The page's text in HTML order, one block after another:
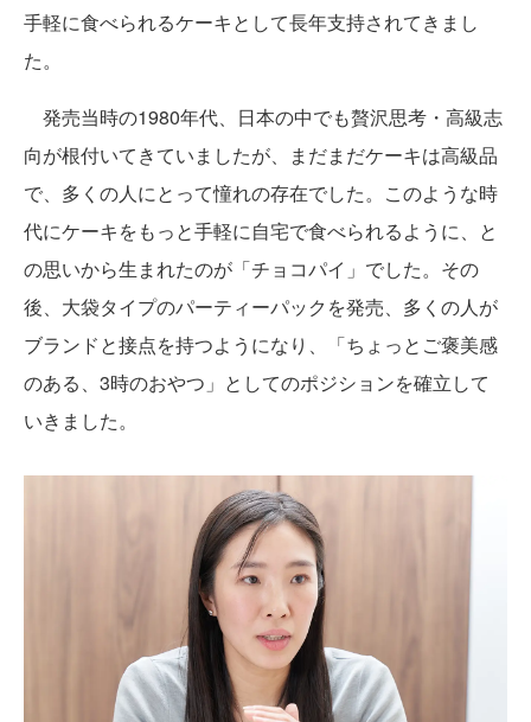
手軽に食べられるケーキとして長年支持されてきまし
た。
発売当時の1980年代、日本の中でも贅沢思考・高級志
向が根付いてきていましたが、まだまだケーキは高級品
で、多くの人にとって憧れの存在でした。このような時
代にケーキをもっと手軽に自宅で食べられるように、と
の思いから生まれたのが「チョコパイ」でした。その
後、大袋タイプのパーティーパックを発売、多くの人が
ブランドと接点を持つようになり、「ちょっとご褒美感
のある、3時のおやつ」としてのポジションを確立して
いきました。